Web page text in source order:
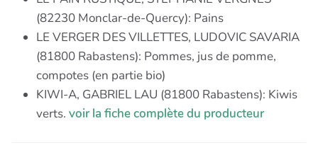
(82230 Monclar-de-Quercy): Pains
LE VERGER DES VILLETTES, LUDOVIC SAVARIA
(81800 Rabastens): Pommes, jus de pomme,
compotes (en partie bio)
KIWI-A, GABRIEL LAU (81800 Rabastens): Kiwis
verts. voir la fiche complète du producteur